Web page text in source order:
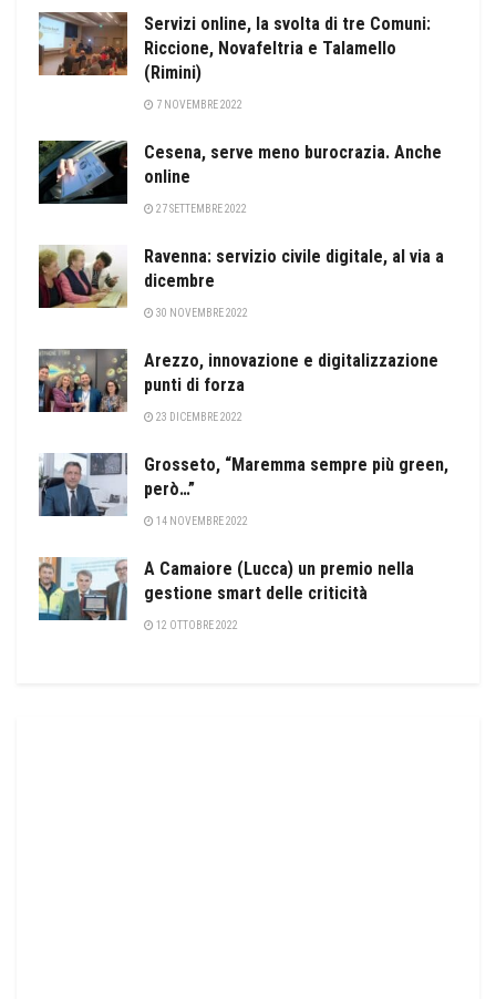
Servizi online, la svolta di tre Comuni:
Riccione, Novafeltria e Talamello
(Rimini)
7 NOVEMBRE 2022
Cesena, serve meno burocrazia. Anche
online
27 SETTEMBRE 2022
Ravenna: servizio civile digitale, al via a
dicembre
30 NOVEMBRE 2022
Arezzo, innovazione e digitalizzazione
punti di forza
23 DICEMBRE 2022
Grosseto, “Maremma sempre più green,
però…”
14 NOVEMBRE 2022
A Camaiore (Lucca) un premio nella
gestione smart delle criticità
12 OTTOBRE 2022